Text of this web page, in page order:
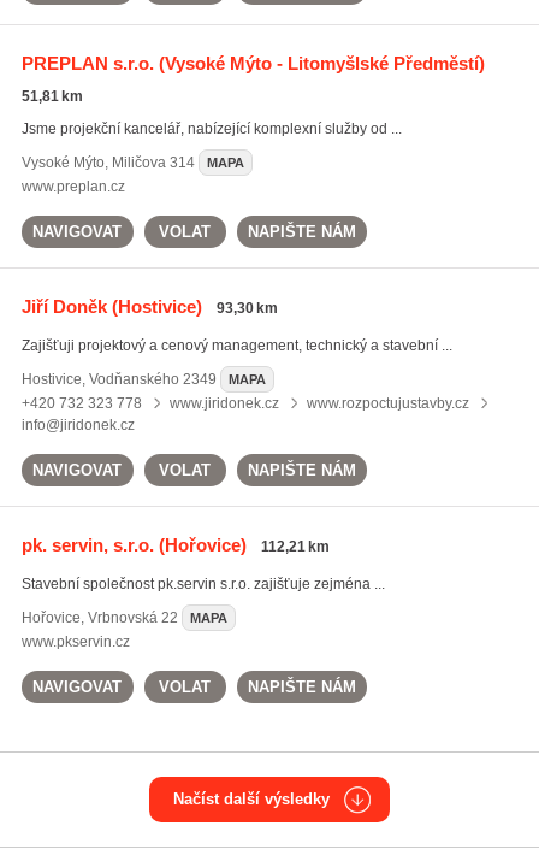
PREPLAN s.r.o.(Vysoké Mýto - Litomyšlské Předměstí)
51,81 km
Jsme projekční kancelář, nabízející komplexní služby od ...
Vysoké Mýto, Miličova 314 MAPA
www.preplan.cz
NAVIGOVAT VOLAT NAPIŠTE NÁM
Jiří Doněk(Hostivice) 93,30 km
Zajišťuji projektový a cenový management, technický a stavební ...
Hostivice, Vodňanského 2349 MAPA
+420 732 323 778 www.jiridonek.cz
www.rozpoctujustavby.cz
info@jiridonek.cz
NAVIGOVAT VOLAT NAPIŠTE NÁM
pk. servin, s.r.o.(Hořovice) 112,21 km
Stavební společnost pk.servin s.r.o. zajišťuje zejména ...
Hořovice, Vrbnovská 22 MAPA
www.pkservin.cz
NAVIGOVAT VOLAT NAPIŠTE NÁM
Načíst další výsledky